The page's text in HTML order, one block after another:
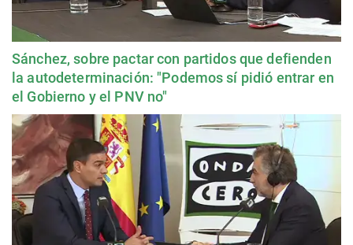
Sánchez, sobre pactar con partidos que defienden
la autodeterminación: "Podemos sí pidió entrar en
el Gobierno y el PNV no"